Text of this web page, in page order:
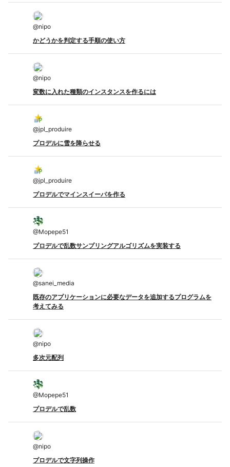
@nipo
かどうかを判定する手順の使い方
@nipo
変数に入れた種類のインスタンスを作るには
@jpl_produire
プロデルに雪を降らせる
@jpl_produire
プロデルでマインスイーパを作る
@Mopepe51
プロデルで乱数サンプリングアルゴリズムを実装する
@sanei_media
既存のアプリケーションに必要なデータを追加するプログラムを
考えてみる
@nipo
多次元配列
@Mopepe51
プロデルで乱数
@nipo
プロデルで文字列操作